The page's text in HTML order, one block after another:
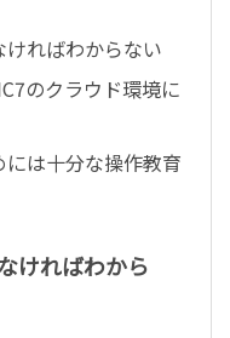
ればわからない
のクラウド環境に
は十分な操作教育
ければわから